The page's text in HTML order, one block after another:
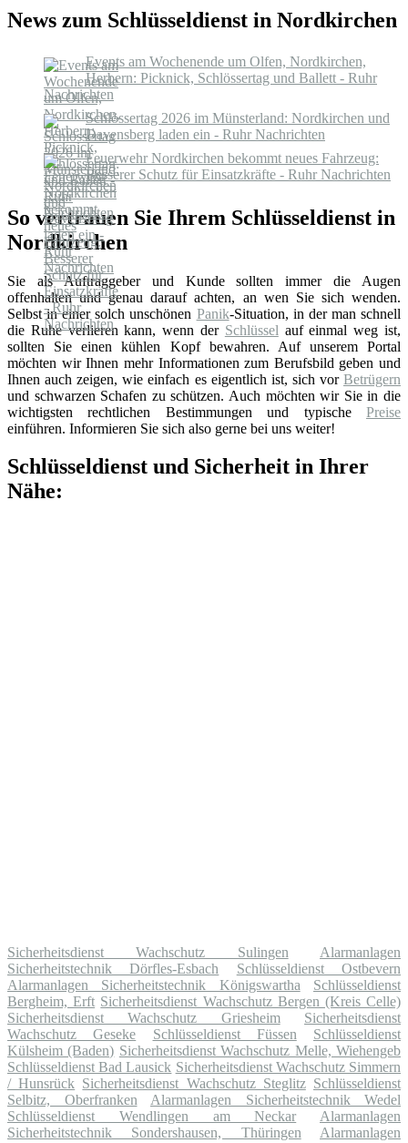
News zum Schlüsseldienst in Nordkirchen
Events am Wochenende um Olfen, Nordkirchen,
Herbern: Picknick, Schlössertag und Ballett - Ruhr
Nachrichten
Schlössertag 2026 im Münsterland: Nordkirchen und
Davensberg laden ein - Ruhr Nachrichten
Feuerwehr Nordkirchen bekommt neues Fahrzeug:
Besserer Schutz für Einsatzkräfte - Ruhr Nachrichten
So vertrauen Sie Ihrem Schlüsseldienst in
Nordkirchen
Sie als Auftraggeber und Kunde sollten immer die Augen
offenhalten und genau darauf achten, an wen Sie sich wenden.
Selbst in einer solch unschönen Panik-Situation, in der man schnell
die Ruhe verlieren kann, wenn der Schlüssel auf einmal weg ist,
sollten Sie einen kühlen Kopf bewahren. Auf unserem Portal
möchten wir Ihnen mehr Informationen zum Berufsbild geben und
Ihnen auch zeigen, wie einfach es eigentlich ist, sich vor Betrügern
und schwarzen Schafen zu schützen. Auch möchten wir Sie in die
wichtigsten rechtlichen Bestimmungen und typische Preise
einführen. Informieren Sie sich also gerne bei uns weiter!
Schlüsseldienst und Sicherheit in Ihrer
Nähe:
Sicherheitsdienst Wachschutz Sulingen
Alarmanlagen
Sicherheitstechnik Dörfles-Esbach
Schlüsseldienst Ostbevern
Alarmanlagen Sicherheitstechnik Königswartha
Schlüsseldienst
Bergheim, Erft Sicherheitsdienst Wachschutz Bergen (Kreis Celle)
Sicherheitsdienst Wachschutz Griesheim
Sicherheitsdienst
Wachschutz Geseke
Schlüsseldienst Füssen
Schlüsseldienst
Külsheim (Baden) Sicherheitsdienst Wachschutz Melle, Wiehengeb
Schlüsseldienst Bad Lausick Sicherheitsdienst Wachschutz Simmern
/ Hunsrück Sicherheitsdienst Wachschutz Steglitz Schlüsseldienst
Selbitz, Oberfranken
Alarmanlagen Sicherheitstechnik Wedel
Schlüsseldienst Wendlingen am Neckar
Alarmanlagen
Sicherheitstechnik Sondershausen, Thüringen
Alarmanlagen